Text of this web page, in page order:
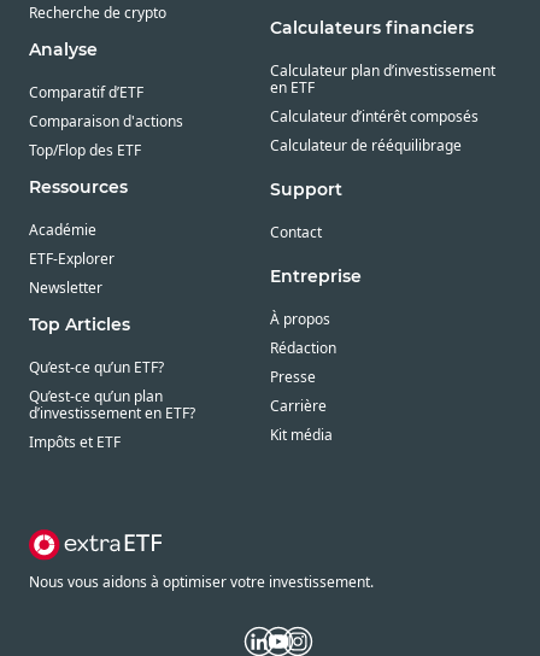
Recherche de crypto
Analyse
Comparatif d’ETF
Comparaison d'actions
Top/Flop des ETF
Ressources
Académie
ETF-Explorer
Newsletter
Top Articles
Qu’est-ce qu’un ETF?
Qu’est-ce qu’un plan
d’investissement en ETF?
Impôts et ETF
Calculateurs financiers
Calculateur plan d’investissement
en ETF
Calculateur d’intérêt composés
Calculateur de rééquilibrage
Support
Contact
Entreprise
À propos
Rédaction
Presse
Carrière
Kit média
Nous vous aidons à optimiser votre investissement.